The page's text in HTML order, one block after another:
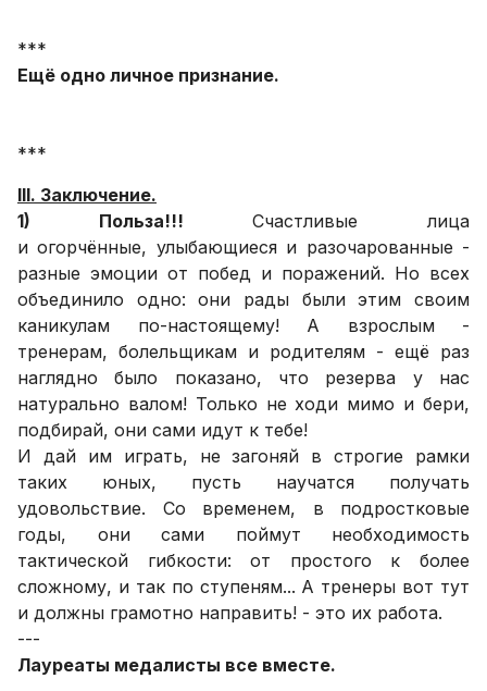
***
Ещё одно личное признание.
***
III. Заключение.
1) Польза!!! Счастливые лица
и огорчённые, улыбающиеся и разочарованные -
разные эмоции от побед и поражений. Но всех
объединило одно: они рады были этим своим
каникулам по-настоящему! А взрослым -
тренерам, болельщикам и родителям - ещё раз
наглядно было показано, что резерва у нас
натурально валом! Только не ходи мимо и бери,
подбирай, они сами идут к тебе!
И дай им играть, не загоняй в строгие рамки
таких юных, пусть научатся получать
удовольствие. Со временем, в подростковые
годы, они сами поймут необходимость
тактической гибкости: от простого к более
сложному, и так по ступеням... А тренеры вот тут
и должны грамотно направить! - это их работа.
---
Лауреаты медалисты все вместе.